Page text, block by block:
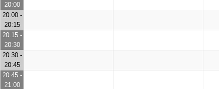
20:00
20:00 -
20:15
20:15 -
20:30
20:30 -
20:45
20:45 -
21:00